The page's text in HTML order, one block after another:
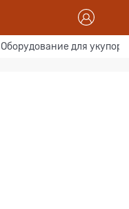
Оборудование для